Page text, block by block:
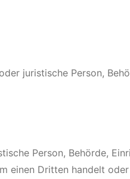
juristische Person,
Person, Behörde,
einen Dritten handelt